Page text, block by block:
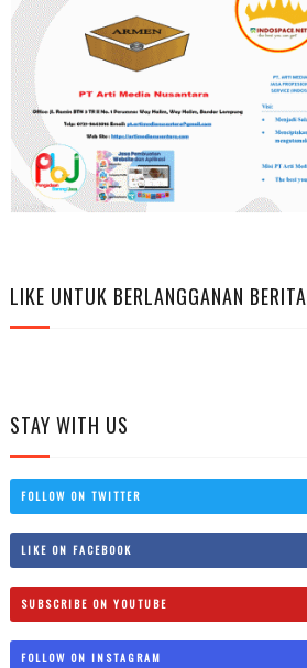
LIKE UNTUK BERLANGGANAN
STAY WITH US
FOLLOW ON TWITTER
LIKE ON FACEBOOK
SUBSCRIBE ON YOUTUBE
FOLLOW ON INSTAGRAM